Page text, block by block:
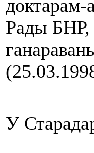
доктарам-
Рады БНР,
У